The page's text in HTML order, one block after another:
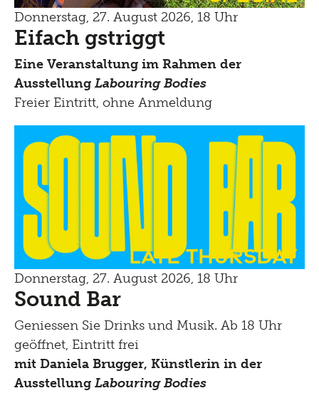
Donnerstag, 27. August 2026, 18 Uhr
Eifach gstriggt
Eine Veranstaltung im Rahmen der
Ausstellung Labouring Bodies
Freier Eintritt, ohne Anmeldung
Late Thursday
Donnerstag, 27. August 2026, 18 Uhr
Sound Bar
Geniessen Sie Drinks und Musik. Ab 18 Uhr
geöffnet, Eintritt frei
mit Daniela Brugger, Künstlerin in der
Ausstellung Labouring Bodies